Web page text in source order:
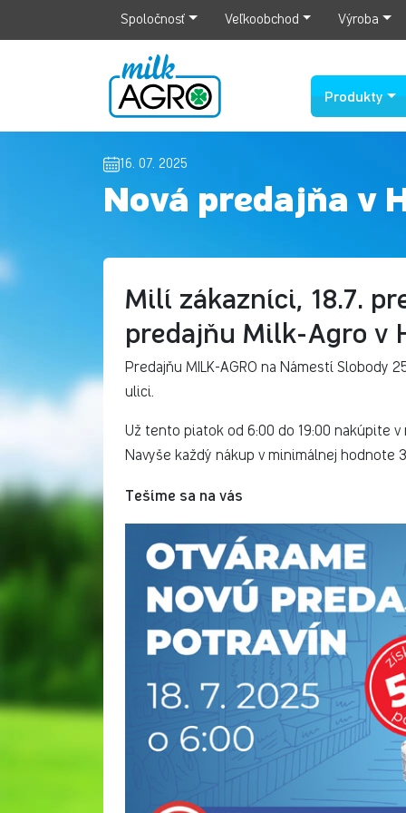
Spoločnosť Veľkoobchod Výroba
Produkty
16. 07. 2025
Nová predajňa v
Milí zákazníci, 18.7.
predajňu Milk-Agro v
Predajňu MILK-AGRO na Námestí
ulici.
Už tento piatok od 6:00 do 19:00 nakúpite
Navyše každý nákup v minimálnej hodnote
Tešíme sa na vás